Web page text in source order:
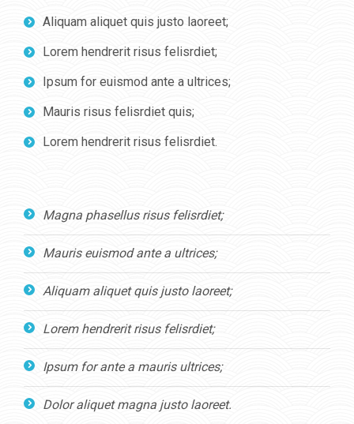
Aliquam aliquet quis justo laoreet;
Lorem hendrerit risus felisrdiet;
Ipsum for euismod ante a ultrices;
Mauris risus felisrdiet quis;
Lorem hendrerit risus felisrdiet.
Magna phasellus risus felisrdiet;
Mauris euismod ante a ultrices;
Aliquam aliquet quis justo laoreet;
Lorem hendrerit risus felisrdiet;
Ipsum for ante a mauris ultrices;
Dolor aliquet magna justo laoreet.